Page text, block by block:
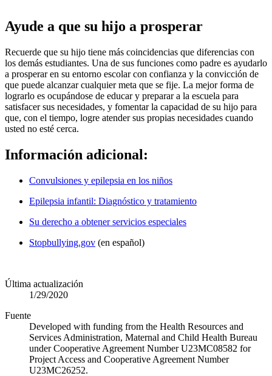
​Ayude a que su hijo a prosperar
Recuerde que su hijo tiene más coincidencias que diferencias con
los demás estudiantes. Una de sus funciones como padre es ayudarlo
a prosperar en su entorno escolar con confianza y la convicción de
que puede alcanzar cualquier meta que se fije. La mejor forma de
lograrlo es ocupándose de educar y preparar a la escuela para
satisfacer sus necesidades, y fomentar la capacidad de su hijo para
que, con el tiempo, logre atender sus propias necesidades cuando
usted no esté cerca.
Información adicional:
Convulsiones y epilepsia en los niños
Epilepsia infantil: Diagnóstico y tratamiento
Su derecho a obtener servicios especiales
Stopbullying.gov (en español)
Última actualización
1/29/2020
Fuente
Developed with funding from the Health Resources and
Services Administration, Maternal and Child Health Bureau
under Cooperative Agreement Number U23MC08582 for
Project Access and Cooperative Agreement Number
U23MC26252.